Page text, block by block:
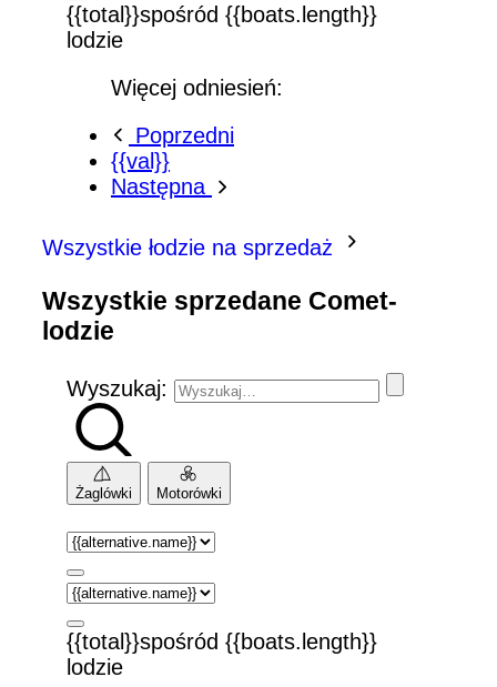
{{total}}spośród {{boats.length}}
lodzie
Więcej odniesień:
Poprzedni
{{val}}
Następna
Wszystkie łodzie na sprzedaż
Wszystkie sprzedane Comet-
lodzie
Wyszukaj:
Żaglówki Motorówki
{{total}}spośród {{boats.length}}
lodzie